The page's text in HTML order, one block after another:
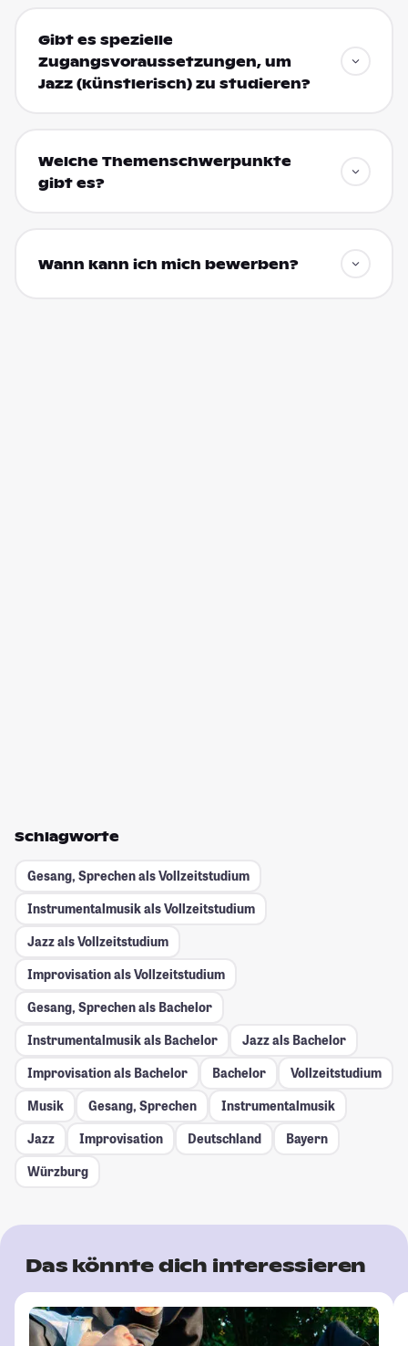
Gibt es spezielle
Zugangsvoraussetzungen, um
Jazz (künstlerisch) zu studieren?
Welche Themenschwerpunkte
gibt es?
Wann kann ich mich bewerben?
Schlagworte
Gesang, Sprechen als Vollzeitstudium
Instrumentalmusik als Vollzeitstudium
Jazz als Vollzeitstudium
Improvisation als Vollzeitstudium
Gesang, Sprechen als Bachelor
Instrumentalmusik als Bachelor
Jazz als Bachelor
Improvisation als Bachelor
Bachelor
Vollzeitstudium
Musik
Gesang, Sprechen
Instrumentalmusik
Jazz
Improvisation Deutschland
Bayern
Würzburg
Das könnte dich interessieren